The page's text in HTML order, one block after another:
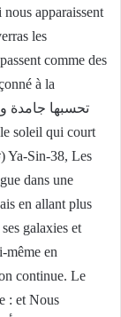
apparaissent
les
comme des
à la
dans une
galaxies et
même en
continue. Le
: et Nous